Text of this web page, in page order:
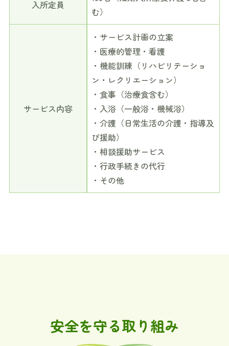
入所定員
む）
サービス内容
・サービス計画の立案
・医療的管理・看護
・機能訓練（リハビリテーショ
ン・レクリエーション）
・食事（治療食含む）
・入浴（一般浴・機械浴）
・介護（日常生活の介護・指導及
び援助）
・相談援助サービス
・行政手続きの代行
・その他
安全を守る取り組み